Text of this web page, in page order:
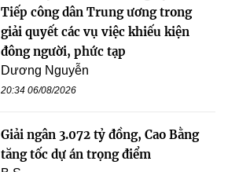
Tiếp công dân Trung ương trong
giải quyết các vụ việc khiếu kiện
đông người, phức tạp
Dương Nguyễn
20:34 06/08/2026
Giải ngân 3.072 tỷ đồng, Cao Bằng
tăng tốc dự án trọng điểm